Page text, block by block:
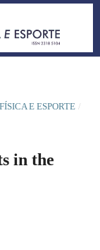
E ESPORTE /
in the